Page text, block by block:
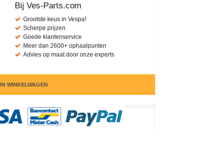
Bij Ves-Parts.com
Grootste keus in Vespa!
Scherpe prijzen
Goede klantenservice
Meer dan 2600+ ophaalpunten
Advies op maat door onze experts
IN WINKELWAGEN